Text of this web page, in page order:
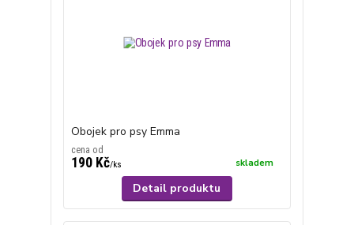
Obojek pro psy Emma
cena od
190 Kč/ks skladem
Detail produktu